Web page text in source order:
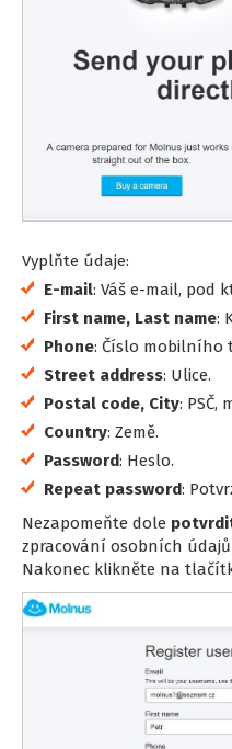
Vyplňte údaje:
E-mail: Váš e-mail, pod
First name, Last name:
Phone: Číslo mobilního
Street address: Ulice.
Postal code, City: PSČ,
Country: Země.
Password: Heslo.
Repeat password:
Nezapomeňte dole
zpracování osobních
Nakonec klikněte na